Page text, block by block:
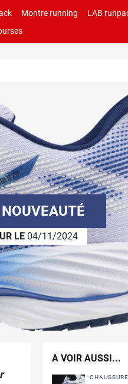
Montre running
LAB
LE 04/11/2024
A VOIR AUSSI...